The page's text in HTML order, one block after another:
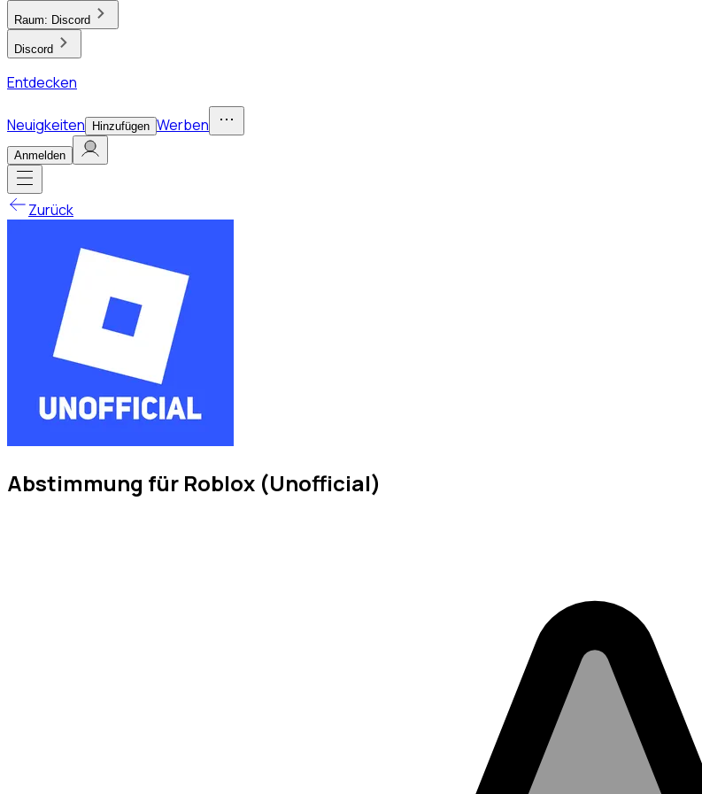
Raum: Discord
Discord
Entdecken
Neuigkeiten Hinzufügen Werben
Anmelden
Zurück
Abstimmung für Roblox (Unofficial)